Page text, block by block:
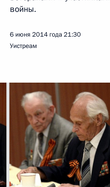
войны.
6 июня 2014 года21:30
Уистреам